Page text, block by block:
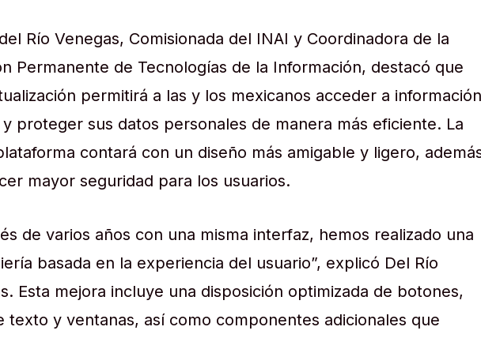
Río Venegas, Comisionada del INAI y Coordinadora de la
Permanente de Tecnologías de la Información, destacó que
permitirá a las y los mexicanos acceder a información
proteger sus datos personales de manera más eficiente. La
contará con un diseño más amigable y ligero,
mayor seguridad para los usuarios.
de varios años con una misma interfaz, hemos realizado una
basada en la experiencia del usuario”, explicó Del Río
Esta mejora incluye una disposición optimizada de botones,
texto y ventanas, así como componentes adicionales que